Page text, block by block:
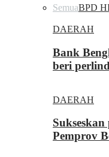
SemuaBPD
DAERAH
Bank
beri
DAERAH
Pemprov